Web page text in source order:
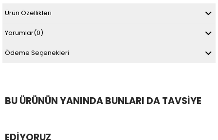
Ürün Özellikleri
Yorumlar(0)
Ödeme Seçenekleri
BU ÜRÜNÜN YANINDA BUNLARI DA TAVSIYE
EDIYORUZ